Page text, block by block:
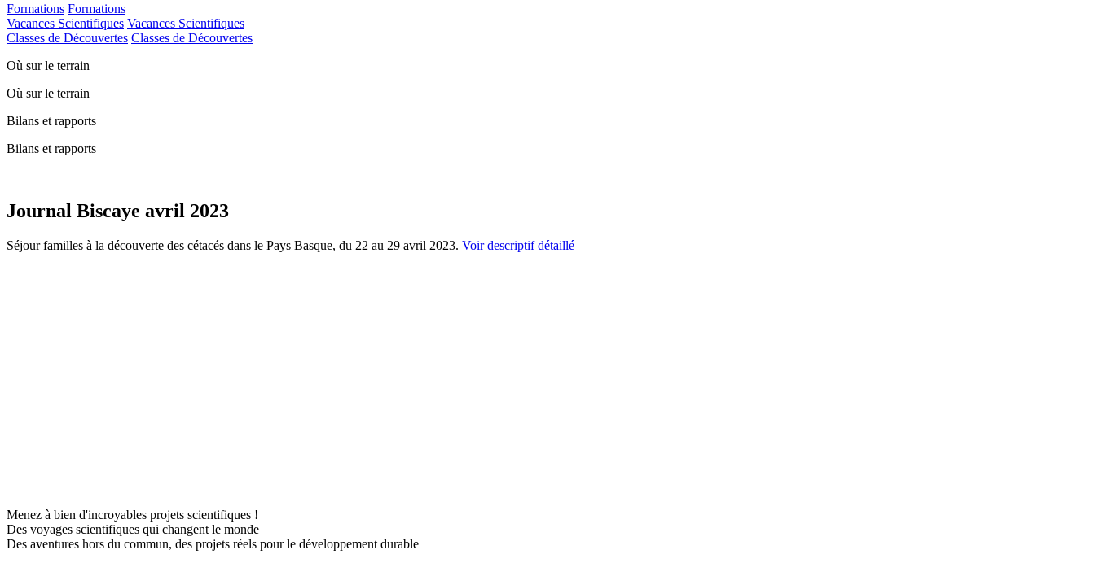
Formations Formations
Vacances Scientifiques Vacances Scientifiques
Classes de Découvertes Classes de Découvertes
Où sur le terrain
Où sur le terrain
Bilans et rapports
Bilans et rapports
Journal Biscaye avril 2023
Séjour familles à la découverte des cétacés dans le Pays Basque, du 22 au 29 avril 2023. Voir descriptif détaillé
Menez à bien d'incroyables projets scientifiques !
Des voyages scientifiques qui changent le monde
Des aventures hors du commun, des projets réels pour le développement durable